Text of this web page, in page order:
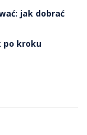
jak dobrać
po kroku